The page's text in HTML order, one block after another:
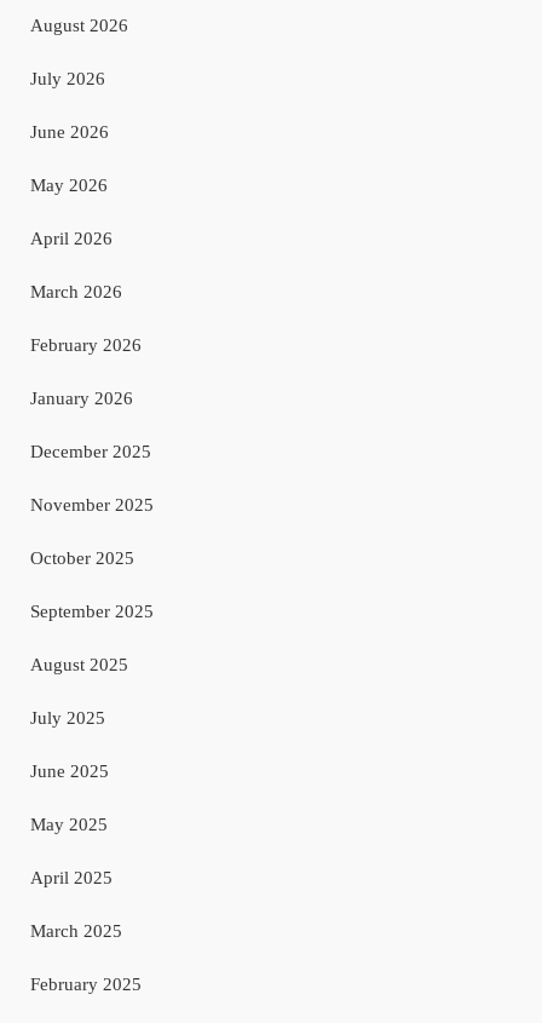
August 2026
July 2026
June 2026
May 2026
April 2026
March 2026
February 2026
January 2026
December 2025
November 2025
October 2025
September 2025
August 2025
July 2025
June 2025
May 2025
April 2025
March 2025
February 2025